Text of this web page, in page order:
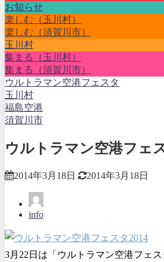
お知らせ
楽しむ（玉川村）
楽しむ（須賀川市）
玉川村
集まる（玉川村）
集まる（須賀川市）
ウルトラマン空港フェスタ
玉川村
福島空港
須賀川市
ウルトラマン空港フェ
2014年3月18日 2014年3月18日
info
3月22日は「ウルトラマン空港フェ